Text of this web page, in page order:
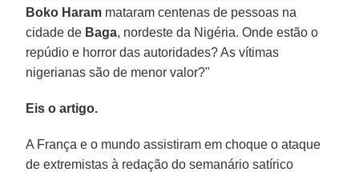
Boko Haram mataram centenas de pessoas na
cidade de Baga, nordeste da Nigéria. Onde estão o
repúdio e horror das autoridades? As vítimas
nigerianas são de menor valor?"
Eis o artigo.
A França e o mundo assistiram em choque o ataque
de extremistas à redação do semanário satírico